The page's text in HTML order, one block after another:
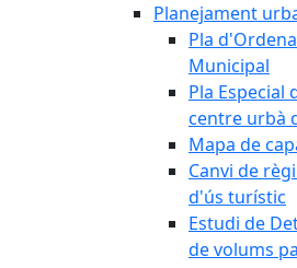
Planejament
Pla
Municipal
Pla Especial
centre urbà
Mapa de
Canvi de
d'ús turístic
Estudi de
de volums